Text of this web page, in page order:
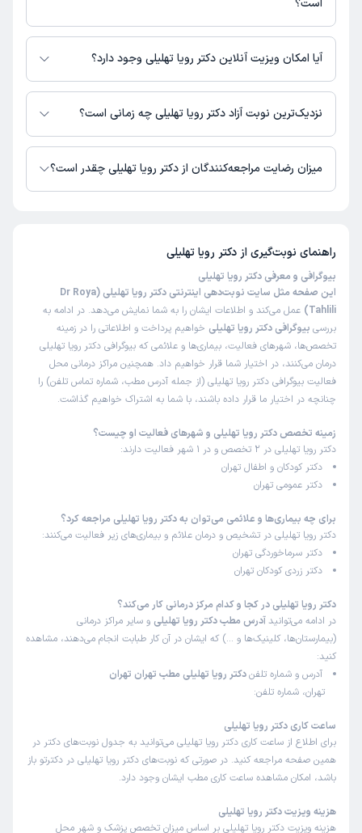
است؟
اطلاعاتی درباره محل فعالیت دکتر رویا تهلیلی در مراکز درمانی در دسترس نیست.
آیا امکان ویزیت آنلاین دکتر رویا تهلیلی وجود دارد؟
در حال حاضر اطلاعاتی درباره ارائه ویزیت آنلاین توسط دکتر رویا تهلیلی در
دسترس نیست. برای دریافت اطلاعات دقیق‌تر، لطفاً با مطب تماس بگیرید.
نزدیک‌ترین نوبت آزاد دکتر رویا تهلیلی چه زمانی است؟
زمان نوبت‌دهی و پذیرش بیماران با هماهنگی مطب مشخص می‌شود.
میزان رضایت مراجعه‌کنندگان از دکتر رویا تهلیلی چقدر است؟
راهنمای نوبت‌گیری از دکتر رویا تهلیلی
بیوگرافی و معرفی دکتر رویا تهلیلی
این صفحه مثل سایت نوبت‌دهی اینترنتی دکتر رویا تهلیلی (Dr Roya
Tahlili)
عمل می‌کند و اطلاعات ایشان را به شما نمایش می‌دهد. در ادامه به
بررسی بیوگرافی دکتر رویا تهلیلی خواهیم پرداخت و اطلاعاتی را در زمینه
تخصص‌ها، شهرهای فعالیت، بیماری‌ها و علائمی که بیوگرافی دکتر رویا تهلیلی
درمان می‌کنند، در اختیار شما قرار خواهیم داد. همچنین مراکز درمانی محل
فعالیت بیوگرافی دکتر رویا تهلیلی (از جمله آدرس مطب، شماره تماس تلفن) را
چنانچه در اختیار ما قرار داده باشند، با شما به اشتراک خواهیم گذاشت.
زمینه تخصص دکتر رویا تهلیلی و شهرهای فعالیت او چیست؟
دکتر رویا تهلیلی در 2 تخصص و در 1 شهر فعالیت دارند:
دکتر کودکان و اطفال تهران
دکتر عمومی تهران
برای چه بیماری‌ها و علائمی می‌توان به دکتر رویا تهلیلی مراجعه کرد؟
دکتر رویا تهلیلی در تشخیص و درمان علائم و بیماری‌های زیر فعالیت می‌کنند:
دکتر سرماخوردگی تهران
دکتر زردی کودکان تهران
دکتر رویا تهلیلی در کجا و کدام مرکز درمانی کار می‌کند؟
در ادامه می‌توانید آدرس مطب دکتر رویا تهلیلی و سایر مراکز درمانی
(بیمارستان‌ها، کلینیک‌ها و …) که ایشان در آن کار طبابت انجام می‌دهند، مشاهده
کنید:
آدرس و شماره تلفندکتر رویا تهلیلی مطب تهران تهران
تهران، شماره تلفن:
ساعت کاری دکتر رویا تهلیلی
برای اطلاع از ساعت کاری دکتر رویا تهلیلی می‌توانید به جدول نوبت‌های دکتر در
همین صفحه مراجعه کنید. در صورتی که نوبت‌های دکتر رویا تهلیلی در دکترتو باز
باشد، امکان مشاهده ساعت کاری مطب ایشان وجود دارد.
هزینه ویزیت دکتر رویا تهلیلی
هزینه ویزیت دکتر رویا تهلیلی بر اساس میزان تخصص پزشک و شهر محل